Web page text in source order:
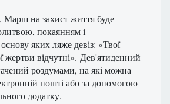
Марш на захист життя буде
покаянням і
яких ляже девіз: «Твої
жертви відчутні». Дев'ятиденний
роздумами, на які можна
пошті або за допомогою
додатку.